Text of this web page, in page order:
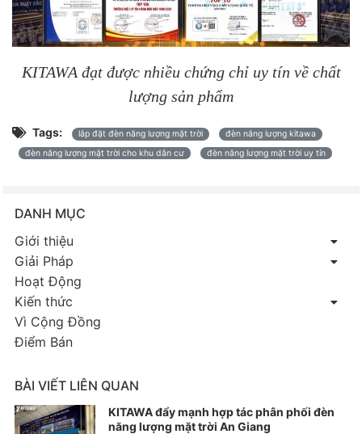
KITAWA đạt được nhiều chứng chỉ uy tín về chất
lượng sản phẩm
Tags: lắp đặt đèn năng lượng mặt trời
đèn năng lượng kitawa
đèn năng lượng mặt trời cho khu dân cư
đèn năng lượng mặt trời uy tín
DANH MỤC
Giới thiệu
Giải Pháp
Hoạt Động
Kiến thức
Vì Cộng Đồng
Điểm Bán
BÀI VIẾT LIÊN QUAN
KITAWA đẩy mạnh hợp tác phân phối đèn
năng lượng mặt trời An Giang